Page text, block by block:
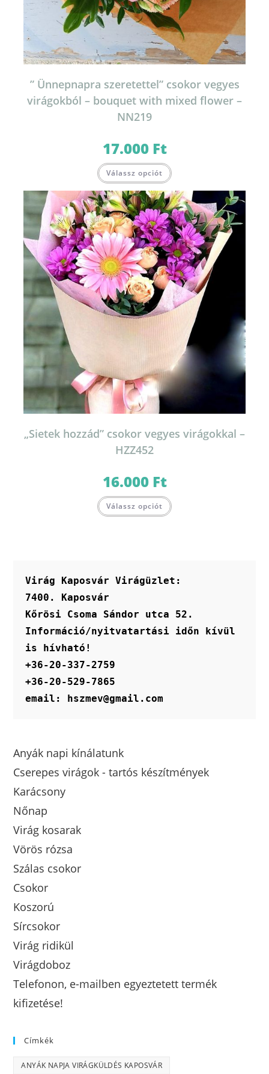
” Ünnepnapra szeretettel” csokor vegyes
virágokból – bouquet with mixed flower –
NN219
17.000 Ft
Válassz opciót
„Sietek hozzád” csokor vegyes virágokkal –
HZZ452
16.000 Ft
Válassz opciót
Virág Kaposvár Virágüzlet:
7400. Kaposvár
Kőrösi Csoma Sándor utca 52.
Információ/nyitvatartási időn kívül
is hívható!
+36-20-337-2759
+36-20-529-7865
email: hszmev@gmail.com
Anyák napi kínálatunk
Cserepes virágok - tartós készítmények
Karácsony
Nőnap
Virág kosarak
Vörös rózsa
Szálas csokor
Csokor
Koszorú
Sírcsokor
Virág ridikül
Virágdoboz
Telefonon, e-mailben egyeztetett termék
kifizetése!
Címkék
ANYÁK NAPJA VIRÁGKÜLDÉS KAPOSVÁR